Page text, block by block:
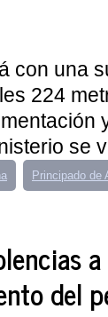
con una
224
se
Principado de
del